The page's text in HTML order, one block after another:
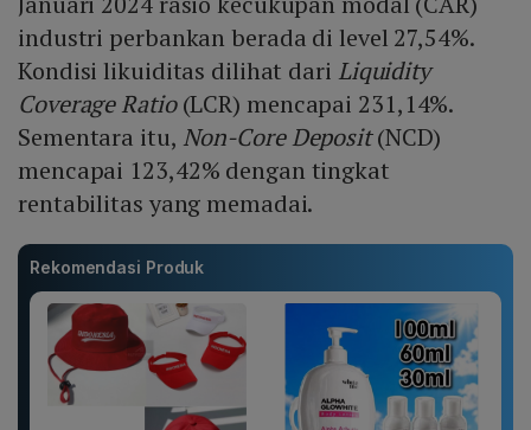
industri perbankan berada di level 27,54%.
Kondisi likuiditas dilihat dari Liquidity
Coverage Ratio(LCR) mencapai 231,14%.
Sementara itu, Non-Core Deposit(NCD)
mencapai 123,42% dengan tingkat
rentabilitas yang memadai.
Rekomendasi Produk